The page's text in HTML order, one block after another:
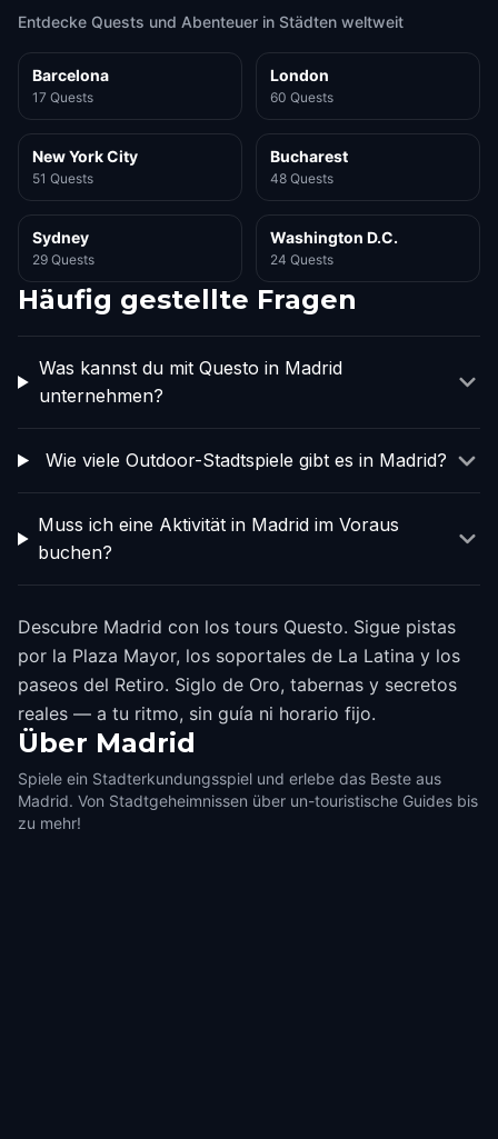
Entdecke Quests und Abenteuer in Städten weltweit
Barcelona
17 Quests
London
60 Quests
New York City
51 Quests
Bucharest
48 Quests
Sydney
29 Quests
Washington D.C.
24 Quests
Häufig gestellte Fragen
Was kannst du mit Questo in Madrid
unternehmen?
Wie viele Outdoor-Stadtspiele gibt es in Madrid?
Muss ich eine Aktivität in Madrid im Voraus
buchen?
Descubre Madrid con los tours Questo. Sigue pistas
por la Plaza Mayor, los soportales de La Latina y los
paseos del Retiro. Siglo de Oro, tabernas y secretos
reales — a tu ritmo, sin guía ni horario fijo.
Über Madrid
Spiele ein Stadterkundungsspiel und erlebe das Beste aus
Madrid. Von Stadtgeheimnissen über un-touristische Guides bis
zu mehr!